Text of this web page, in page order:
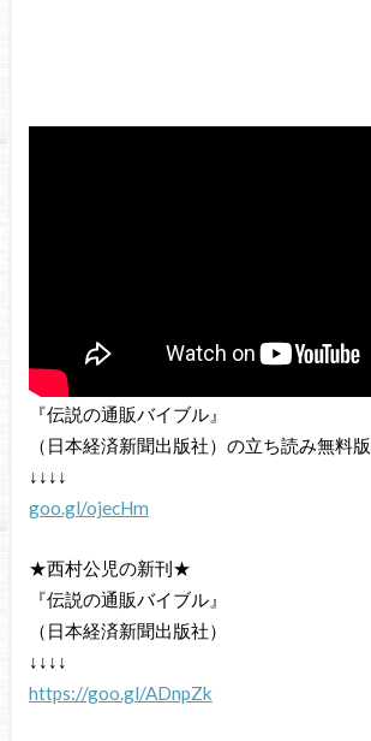
『伝説の通販バイブル』
（日本経済新聞出版社）の立ち読み無料版
↓↓↓↓
goo.gl/ojecHm
★西村公児の新刊★
『伝説の通販バイブル』
（日本経済新聞出版社）
↓↓↓↓
https://goo.gl/ADnpZk